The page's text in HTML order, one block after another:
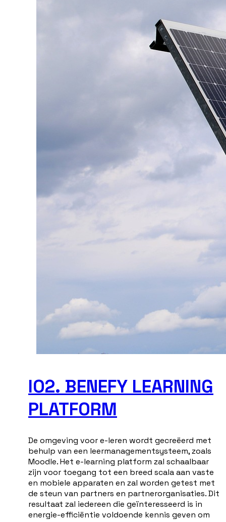
IO2. BENEFY LEARNING
PLATFORM
De omgeving voor e-leren wordt gecreëerd met
behulp van een leermanagementsysteem, zoals
Moodle. Het e-learning platform zal schaalbaar
zijn voor toegang tot een breed scala aan vaste
en mobiele apparaten en zal worden getest met
de steun van partners en partnerorganisaties. Dit
resultaat zal iedereen die geïnteresseerd is in
energie-efficiëntie voldoende kennis geven om